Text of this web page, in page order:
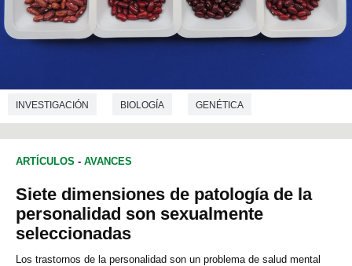
INVESTIGACIÓN BIOLOGÍA GENÉTICA
TECNOLOGÍA DE LOS ALIMENTOS
ARTÍCULOS - AVANCES
Siete dimensiones de patología de la
personalidad son sexualmente
seleccionadas
Los trastornos de la personalidad son un problema de salud mental